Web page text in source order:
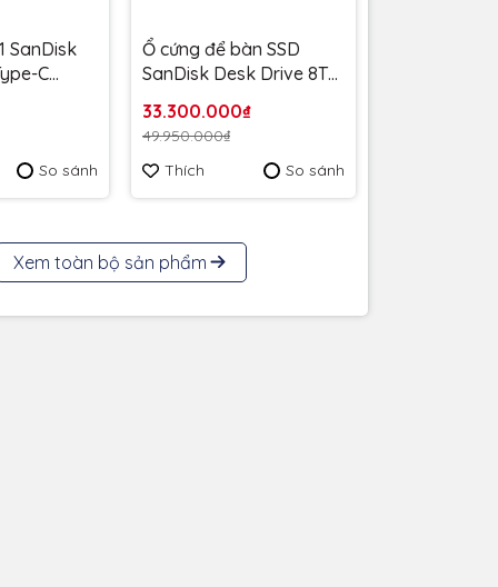
SanDisk
C
G46 -
So sánh
Ổ cứng để bàn SSD
SanDisk Desk Drive 8TB
1000MB/s SDSSDT40C-
8T00-A25 - Bảo Hành 3
năm
33.300.000₫
49.950.000₫
Thích
So sánh
Xem toàn bộ sản phẩm